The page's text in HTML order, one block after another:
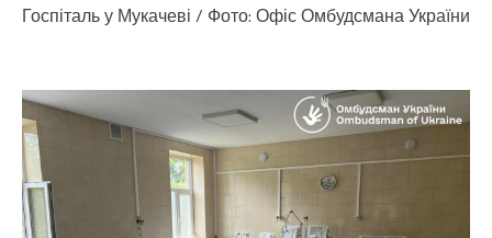
Госпіталь у Мукачеві / Фото: Офіс Омбудсмана України